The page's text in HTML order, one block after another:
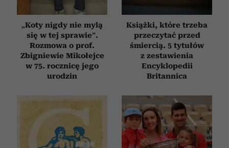
„Koty nigdy nie mylą
się w tej sprawie”.
Rozmowa o prof.
Zbigniewie Mikołejce
w 75. rocznicę jego
urodzin
Książki, które trzeba
przeczytać przed
śmiercią. 5 tytułów
z zestawienia
Encyklopedii
Britannica